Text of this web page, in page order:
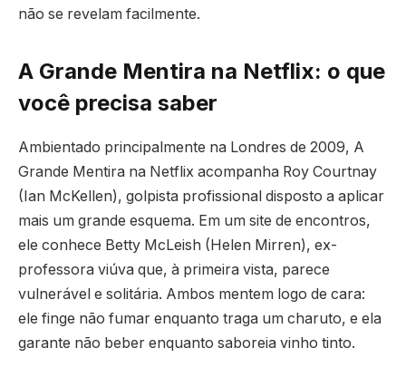
não se revelam facilmente.
A Grande Mentira na Netflix: o que
você precisa saber
Ambientado principalmente na Londres de 2009, A
Grande Mentira na Netflix acompanha Roy Courtnay
(Ian McKellen), golpista profissional disposto a aplicar
mais um grande esquema. Em um site de encontros,
ele conhece Betty McLeish (Helen Mirren), ex-
professora viúva que, à primeira vista, parece
vulnerável e solitária. Ambos mentem logo de cara:
ele finge não fumar enquanto traga um charuto, e ela
garante não beber enquanto saboreia vinho tinto.